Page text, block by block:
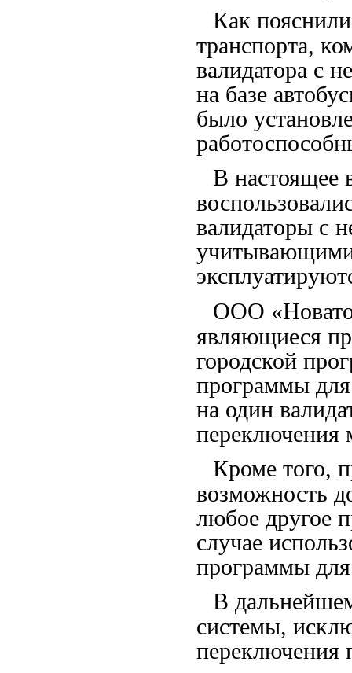
Как
транспорта,
валидатора с
на базе
было
В настоящее
валидаторы с
учитывающими
ООО
являющиеся
городской
программы
на один
переключения
Кроме того,
возможность
любое другое
случае
программы
В
системы,
переключения